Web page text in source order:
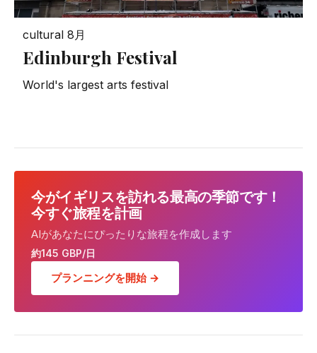
cultural 8月
Edinburgh Festival
World's largest arts festival
今がイギリスを訪れる最高の季節です！
今すぐ旅程を計画
AIがあなたにぴったりな旅程を作成します
約145 GBP/日
プランニングを開始 →